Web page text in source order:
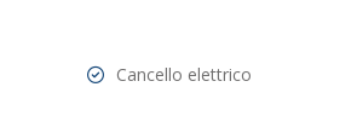
Cancello elettrico